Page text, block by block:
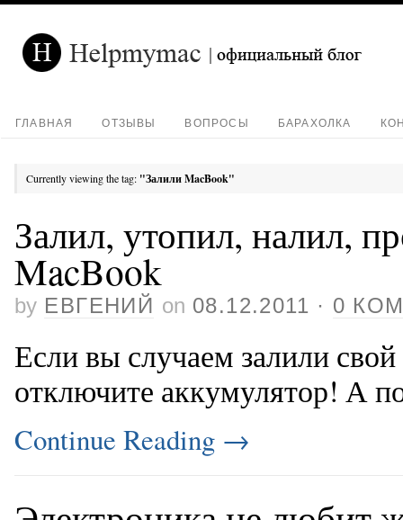
ГЛАВНАЯ ОТЗЫВЫ ВОПРОСЫ БАРАХОЛКА
Currently viewing the tag: "Залили MacBook"
Залил, утопил, налил,
MacBook
by ЕВГЕНИЙ on 08.12.2011 · 0
Если вы случаем залили
отключите аккумулятор! А
Continue Reading →